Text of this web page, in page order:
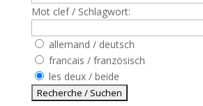
Mot clef / Schlagwort:
allemand / deutsch
francais / französisch
les deux / beide